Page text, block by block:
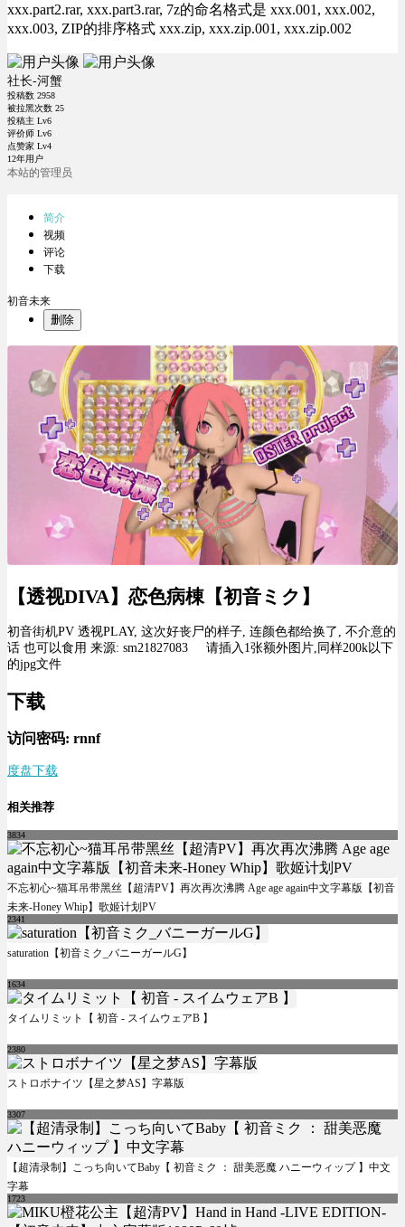
xxx.part2.rar, xxx.part3.rar, 7z的命名格式是 xxx.001, xxx.002,
xxx.003, ZIP的排序格式 xxx.zip, xxx.zip.001, xxx.zip.002
社长-河蟹
投稿数 2958
被拉黑次数 25
投稿主 Lv6
评价师 Lv6
点赞家 Lv4
12年用户
本站的管理员
简介
视频
评论
下载
初音未来
删除
【透视DIVA】恋色病棟【初音ミク】
初音街机PV 透视PLAY, 这次好丧尸的样子, 连颜色都给换了, 不介意的
话 也可以食用 来源: sm21827083
请插入1张额外图片,同样200k以下
的jpg文件
下载
访问密码: rnnf
度盘下载
相关推荐
3834
不忘初心~猫耳吊带黑丝【超清PV】再次再次沸腾 Age age again中文字幕版【初音
未来-Honey Whip】歌姬计划PV
2341
saturation【初音ミク_バニーガールG】
1634
タイムリミット【 初音 - スイムウェアB 】
2380
ストロボナイツ【星之梦AS】字幕版
3307
【超清录制】こっち向いてBaby【 初音ミク ： 甜美恶魔 ハニーウィップ 】中文
字幕
1723